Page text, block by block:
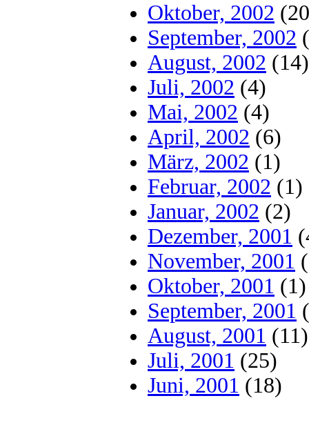
Oktober, 2002
September, 2002
August, 2002 (14)
Juli, 2002 (4)
Mai, 2002 (4)
April, 2002 (6)
März, 2002 (1)
Februar, 2002 (1)
Januar, 2002 (2)
Dezember, 2001
November, 2001
Oktober, 2001 (1)
September, 2001
August, 2001 (11)
Juli, 2001 (25)
Juni, 2001 (18)